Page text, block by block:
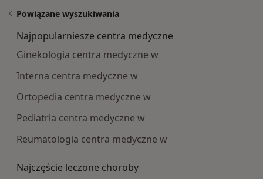
Powiązane wyszukiwania
Najpopularniesze centra medyczne
Ginekologia centra medyczne w
Interna centra medyczne w
Ortopedia centra medyczne w
Pediatria centra medyczne w
Reumatologia centra medyczne w
Najczęście leczone choroby